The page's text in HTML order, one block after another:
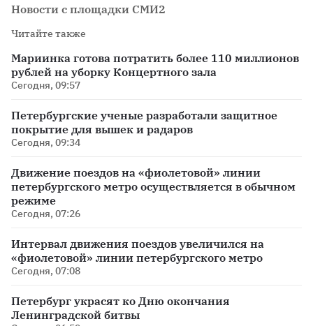
Новости с площадки СМИ2
Читайте также
Мариинка готова потратить более 110 миллионов
рублей на уборку Концертного зала
Сегодня, 09:57
Петербургские ученые разработали защитное
покрытие для вышек и радаров
Сегодня, 09:34
Движение поездов на «фиолетовой» линии
петербургского метро осуществляется в обычном
режиме
Сегодня, 07:26
Интервал движения поездов увеличился на
«фиолетовой» линии петербургского метро
Сегодня, 07:08
Петербург украсят ко Дню окончания
Ленинградской битвы